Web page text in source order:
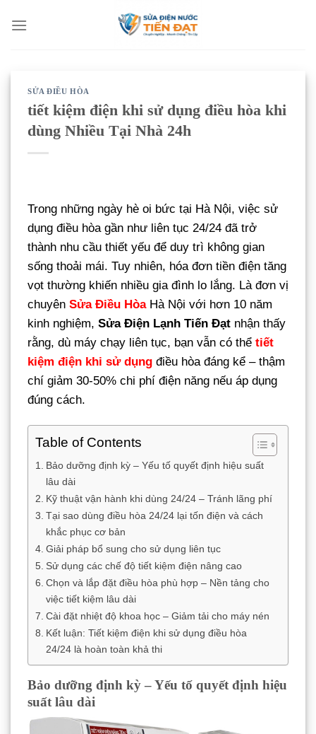
qua
SỬA ĐIỀU HÒA
tiết kiệm điện khi sử dụng điều hòa khi
dùng Nhiều Tại Nhà 24h
Trong những ngày hè oi bức tại Hà Nội, việc sử
dụng điều hòa gần như liên tục 24/24 đã trở
thành nhu cầu thiết yếu để duy trì không gian
sống thoải mái. Tuy nhiên, hóa đơn tiền điện tăng
vọt thường khiến nhiều gia đình lo lắng. Là đơn vị
chuyên Sửa Điều HòaHà Nội với hơn 10 năm
kinh nghiệm, Sửa Điện Lạnh Tiến Đạt nhận thấy
rằng, dù máy chạy liên tục, bạn vẫn có thể tiết
kiệm điện khi sử dụng điều hòa đáng kể – thậm
chí giảm 30-50% chi phí điện năng nếu áp dụng
đúng cách.
Table of Contents
Bảo dưỡng định kỳ – Yếu tố quyết định hiệu suất
lâu dài
Kỹ thuật vận hành khi dùng 24/24 – Tránh lãng phí
Tại sao dùng điều hòa 24/24 lại tốn điện và cách
khắc phục cơ bản
Giải pháp bổ sung cho sử dụng liên tục
Sử dụng các chế độ tiết kiệm điện nâng cao
Chọn và lắp đặt điều hòa phù hợp – Nền tảng cho
việc tiết kiệm lâu dài
Cài đặt nhiệt độ khoa học – Giảm tải cho máy nén
Kết luận: Tiết kiệm điện khi sử dụng điều hòa
24/24 là hoàn toàn khả thi
Bảo dưỡng định kỳ – Yếu tố quyết định hiệu
suất lâu dài